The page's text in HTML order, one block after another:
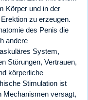
Körper und in der
zu erzeugen.
des Penis die
andere
System,
Störungen, Vertrauen,
körperliche
Stimulation ist
Mechanismen versagt,